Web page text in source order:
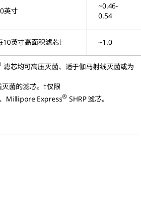
英寸
~0.46-
0.54
10英寸高面积滤芯† ~1.0
滤芯均可高压灭菌、适于伽马射线灭菌或为
菌的滤芯。†仅限
Millipore Express® SHRP 滤芯。